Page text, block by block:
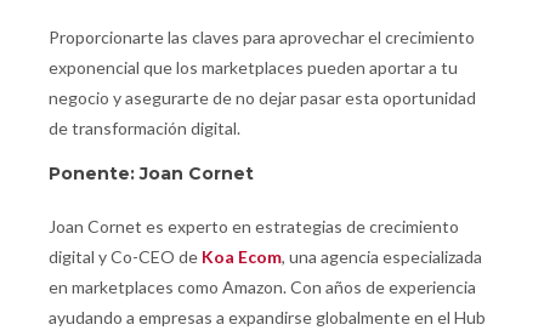
Proporcionarte las claves para aprovechar el crecimiento
exponencial que los marketplaces pueden aportar a tu
negocio y asegurarte de no dejar pasar esta oportunidad
de transformación digital.
Ponente: Joan Cornet
Joan Cornet es experto en estrategias de crecimiento
digital y Co-CEO de Koa Ecom, una agencia especializada
en marketplaces como Amazon. Con años de experiencia
ayudando a empresas a expandirse globalmente en el Hub